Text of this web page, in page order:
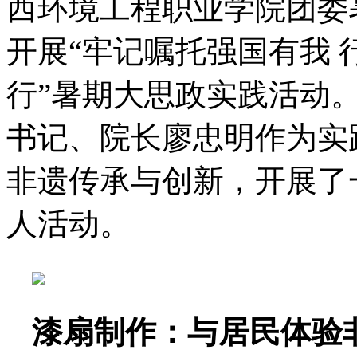
西环境工程职业学院团
开展“牢记嘱托强国有
行”暑期大思政实践活动
书记、院长廖忠明作为
非遗传承与创新，开展
人活动。
漆扇制作： 与居民体验